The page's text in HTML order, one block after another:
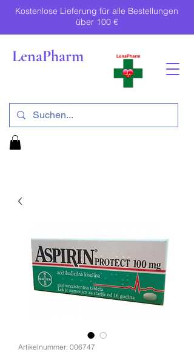
Kostenlose Lieferung für alle Bestellungen
über 100 €
LenaPharm
Artikelnummer: 006747